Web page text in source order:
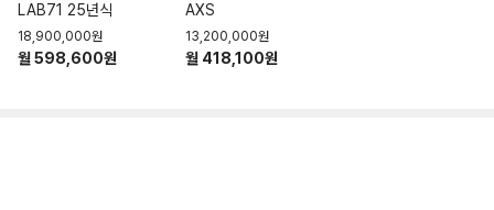
LAB71 25년식
18,900,000원
월 598,600원
AXS
13,200,000원
월 418,100원